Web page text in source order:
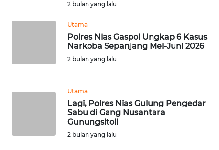
2 bulan yang lalu
Utama
Polres Nias Gaspol Ungkap 6 Kasus
Narkoba Sepanjang Mei-Juni 2026
2 bulan yang lalu
Utama
Lagi, Polres Nias Gulung Pengedar
Sabu di Gang Nusantara
Gunungsitoli
2 bulan yang lalu